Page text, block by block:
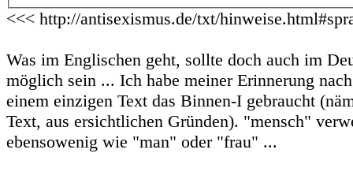
<<< http://antisexismus.de/txt/
Was im Englischen geht, sollte doch auch im
möglich sein ... Ich habe meiner Erinnerung
einem einzigen Text das Binnen-I gebraucht
Text, aus ersichtlichen Gründen). "mensch"
ebensowenig wie "man" oder "frau" ...